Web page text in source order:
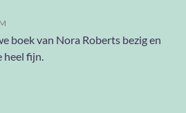
boek van Nora Roberts bezig en
heel fijn.